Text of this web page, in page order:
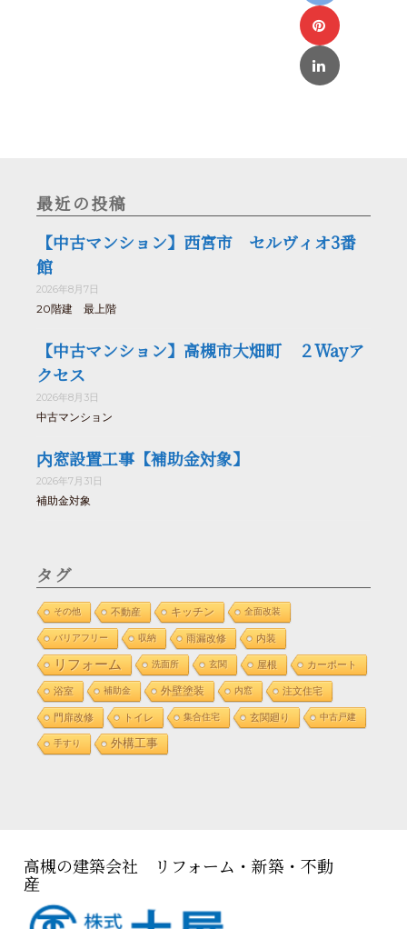
最近の投稿
【中古マンション】西宮市 セルヴィオ3番
館
2026年8月7日
20階建 最上階
【中古マンション】高槻市大畑町 ２Wayア
クセス
2026年8月3日
中古マンション
内窓設置工事【補助金対象】
2026年7月31日
補助金対象
タグ
その他 不動産 キッチン 全面改装
バリアフリー 収納 雨漏改修 内装
リフォーム 洗面所 玄関 屋根 カーポート
浴室 補助金 外壁塗装 内窓 注文住宅
門扉改修 トイレ 集合住宅 玄関廻り 中古戸建
手すり 外構工事
高槻の建築会社 リフォーム・新築・不動
産